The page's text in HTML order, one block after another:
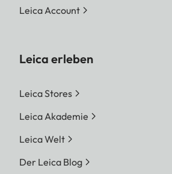
Leica Account
Leica erleben
Leica Stores
Leica Akademie
Leica Welt
Der Leica Blog